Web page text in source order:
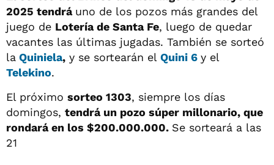
2025 tendrá uno de los pozos más grandes del
juego de Lotería de Santa Fe, luego de quedar
vacantes las últimas jugadas. También se sorteó
la Quiniela, y se sortearán el Quini 6 y el
Telekino.
El próximo sorteo 1303, siempre los días
domingos, tendrá un pozo súper millonario, que
rondará en los $200.000.000. Se sorteará a las
21